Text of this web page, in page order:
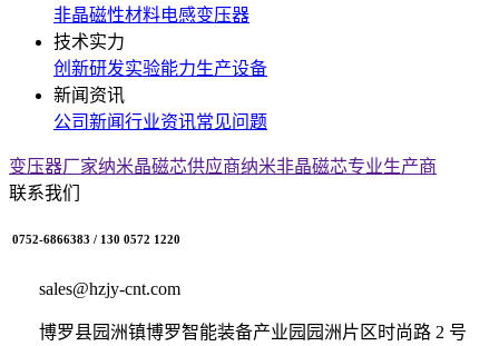
非晶磁性材料电感变压器
技术实力
创新研发实验能力生产设备
新闻资讯
公司新闻行业资讯常见问题
变压器厂家纳米晶磁芯供应商纳米非晶磁芯专业生产商
联系我们
0752-6866383 / 130 0572 1220
sales@hzjy-cnt.com
博罗县园洲镇博罗智能装备产业园园洲片区时尚路 2 号